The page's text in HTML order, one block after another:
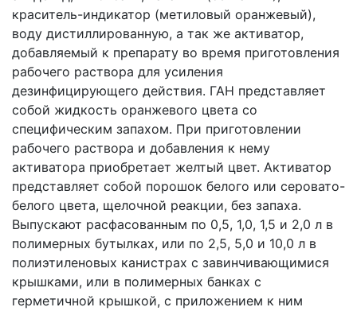
краситель-индикатор (метиловый оранжевый),
воду дистиллированную, а так же активатор,
добавляемый к препарату во время приготовления
рабочего раствора для усиления
дезинфицирующего действия. ГАН представляет
собой жидкость оранжевого цвета со
специфическим запахом. При приготовлении
рабочего раствора и добавления к нему
активатора приобретает желтый цвет. Активатор
представляет собой порошок белого или серовато-
белого цвета, щелочной реакции, без запаха.
Выпускают расфасованным по 0,5, 1,0, 1,5 и 2,0 л в
полимерных бутылках, или по 2,5, 5,0 и 10,0 л в
полиэтиленовых канистрах с завинчивающимися
крышками, или в полимерных банках с
герметичной крышкой, с приложением к ним